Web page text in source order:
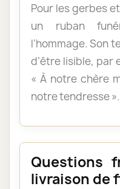
Pour les gerbes
un ruban
l’hommage. Son
d’être lisible, par
« À notre chère
notre tendresse ».
Questions
livraison de